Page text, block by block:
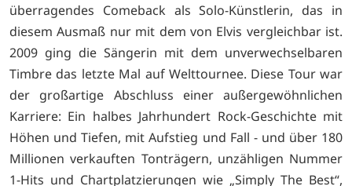
überragendes Comeback als Solo-Künstlerin, das in
diesem Ausmaß nur mit dem von Elvis vergleichbar ist.
2009 ging die Sängerin mit dem unverwechselbaren
Timbre das letzte Mal auf Welttournee. Diese Tour war
der großartige Abschluss einer außergewöhnlichen
Karriere: Ein halbes Jahrhundert Rock-Geschichte mit
Höhen und Tiefen, mit Aufstieg und Fall - und über 180
Millionen verkauften Tonträgern, unzähligen Nummer
1-Hits und Chartplatzierungen wie „Simply The Best“,